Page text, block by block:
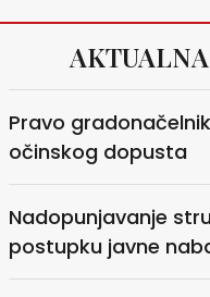
Pravo
očinskog dopusta
Nadopunjavanje
postupku javne